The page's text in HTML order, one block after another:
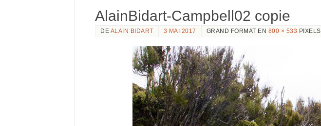
AlainBidart-Campbell02 copie
DE ALAIN BIDART 3 MAI 2017 GRAND FORMAT EN 800 × 533 PIXELS